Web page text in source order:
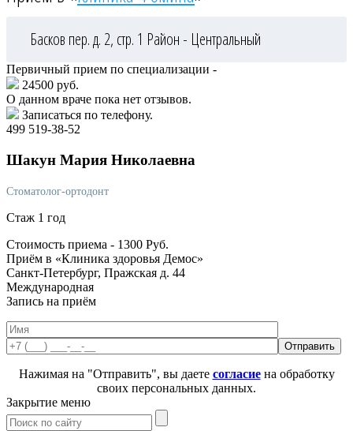
Басков пер. д. 2, стр. 1 Район - Центральный
Первичный прием по специализации -
24500 руб.
О данном враче пока нет отзывов.
Записаться по телефону.
499 519-38-52
Шакун Мария Николаевна
Стоматолог-ортодонт
Стаж 1 год
Стоимость приема - 1300 Руб.
Приём в «Клиника здоровья Демос»
Санкт-Петербург, Пражская д. 44
Международная
Запись на приём
Нажимая на "Отправить", вы даете согласиена обработку
своих персональных данных.
Закрытие меню